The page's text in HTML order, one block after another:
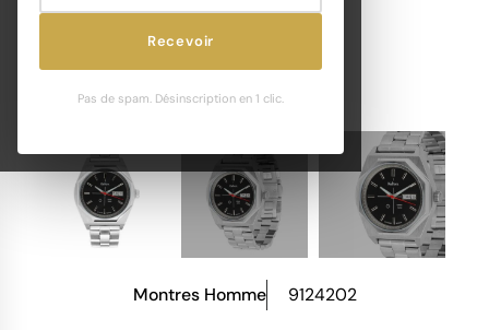
Recevoir
Pas de spam. Désinscription en 1 clic.
Montres Homme 9124202